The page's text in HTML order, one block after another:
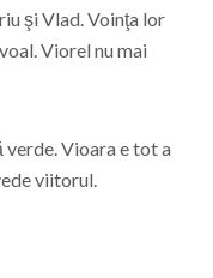
şi Vlad. Voinţa lor
Viorel nu mai
verde. Vioara e tot a
viitorul.